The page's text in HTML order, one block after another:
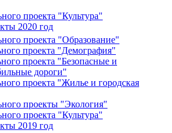
проекта "Культура"
2020 год
проекта "Образование"
проекта "Демография"
проекта "Безопасные и
дороги"
проекта "Жилье и городская
проекты "Экология"
проекта "Культура"
2019 год